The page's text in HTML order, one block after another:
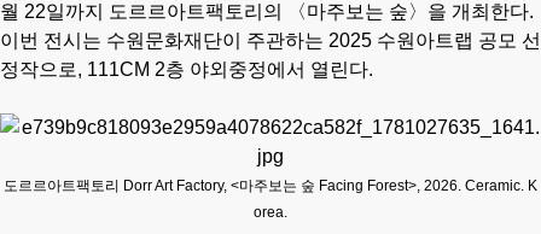
김인 개인전 《No Reason》 개최
2026 경기도자비엔날레 국제공모전 대상작에 데이비드 라우어
월 22일까지 도르르아트팩토리의 〈마주보는 숲〉을 개최한다.
이번 전시는 수원문화재단이 주관하는 2025 수원아트랩 공모 선
정작으로, 111CM 2층 야외중정에서 열린다.
도르르아트팩토리 Dorr Art Factory, <마주보는 숲 Facing Forest>, 2026. Ceramic. K
orea.